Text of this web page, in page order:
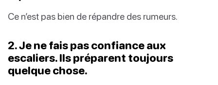
Ce n’est pas bien de répandre des rumeurs.
2. Je ne fais pas confiance aux
escaliers. Ils préparent toujours
quelque chose.